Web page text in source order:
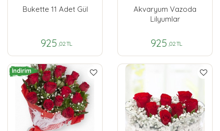
Bukette 11 Adet Gül
925 ,02 TL
Akvaryum Vazoda
Lilyumlar
925 ,02 TL
İndirim